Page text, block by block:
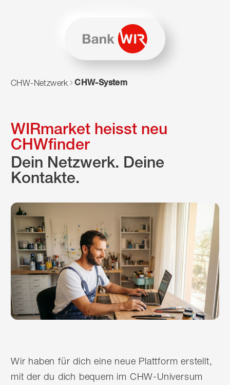
Zum Navigieren dieser Seite wird JavaScript benötigt.
CHW-Netzwerk CHW-System
WIRmarket heisst neu
CHWfinder
Dein Netzwerk. Deine
Kontakte.
Wir haben für dich eine neue Plattform erstellt,
mit der du dich bequem im CHW-Universum